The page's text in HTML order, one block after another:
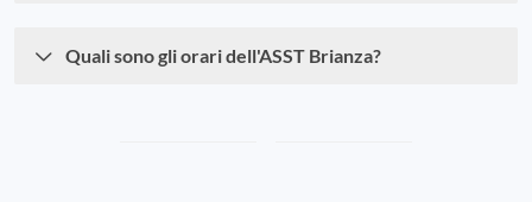
Quali sono gli orari dell'ASST Brianza?